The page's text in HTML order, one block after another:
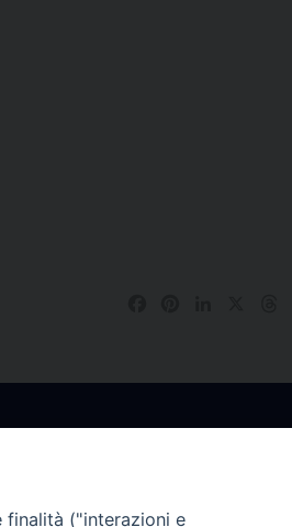
finalità ("interazioni e